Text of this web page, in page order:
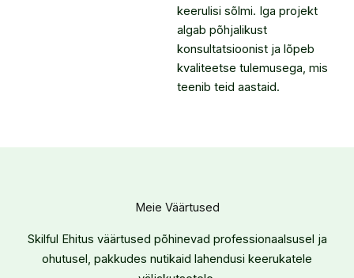
keerulisi sõlmi. Iga projekt
algab põhjalikust
konsultatsioonist ja lõpeb
kvaliteetse tulemusega, mis
teenib teid aastaid.
Meie Väärtused​
Skilful Ehitus väärtused põhinevad professionaalsusel ja
ohutusel, pakkudes nutikaid lahendusi keerukatele